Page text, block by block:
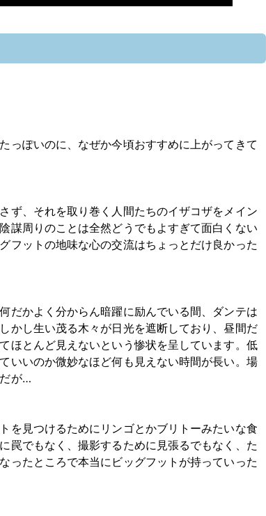
っぽいのに、なぜか今頃おすすめに上がってきて
ず、それを取り巻く人間たちのイザコザをメイン
謀周りのことは全然どうでもよすぎて面白くない
フットの地味な心の交流はちょっとだけ良かった
だかよく分からん暗躍に励んでいる間、ダンテは
かし生い茂る木々が日光を遮断しており、昼間だ
ほとんど見えないという惨状を呈しています。低
いいのか微妙なほど何も見えない時間が長い。場
が…
を見つけるためにリンゴとかブリトーみたいな食
罠でもなく、撮影するために見張るでもなく、た
ったところで本当にビッグフットが持っていった